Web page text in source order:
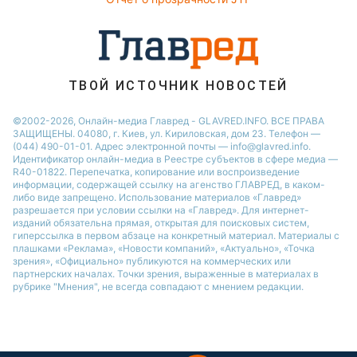
Новости Одессы
ТВОЙ ИСТОЧНИК НОВОСТЕЙ
©2002-2026, Онлайн-медиа Главред - GLAVRED.INFO. ВСЕ ПРАВА
ЗАЩИЩЕНЫ. 04080, г. Киев, ул. Кириловская, дом 23. Телефон —
(044) 490-01-01. Адрес электронной почты — info@glavred.info.
Идентификатор онлайн-медиа в Реестре cубъектов в сфере медиа —
R40-01822. Перепечатка, копирование или воспроизведение
информации, содержащей ссылку на агенство ГЛАВРЕД, в каком-
либо виде запрещено. Использование материалов «Главред»
разрешается при условии ссылки на «Главред». Для интернет-
изданий обязательна прямая, открытая для поисковых систем,
гиперссылка в первом абзаце на конкретный материал. Материалы с
плашками «Реклама», «Новости компаний», «Актуально», «Точка
зрения», «Официально» публикуются на коммерческих или
партнерских началах. Точки зрения, выраженные в материалах в
рубрике "Мнения", не всегда совпадают с мнением редакции.